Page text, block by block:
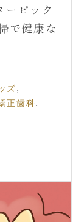
ーピック
で健康な
ズ ,
正歯科,